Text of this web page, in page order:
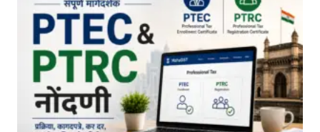
ट्यू
ब
व्हि
डि
ओ
सा
ठी